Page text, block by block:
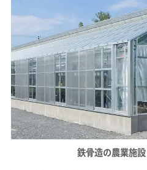
鉄骨造の農業施設